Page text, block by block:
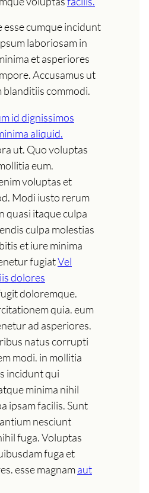
esse cumque incidunt
laboriosam in
et asperiores
Accusamus ut
commodi.
id dignissimos
aliquid.
ut. Quo voluptas
eum.
voluptas et
Modi iusto rerum
quasi itaque culpa
culpa molestias
et iure minima
fugiatVel
dolores
doloremque.
quia. eum
ad asperiores.
natus corrupti
modi. in mollitia
incidunt qui
minima nihil
ipsam facilis. Sunt
nesciunt
fuga. Voluptas
fuga et
esse magnamaut